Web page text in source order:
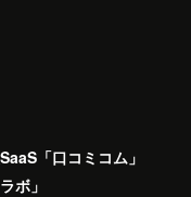
「口コミコム」
ボ」